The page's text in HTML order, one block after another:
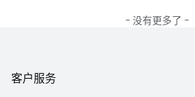
- 没有更多了 -
客户服务